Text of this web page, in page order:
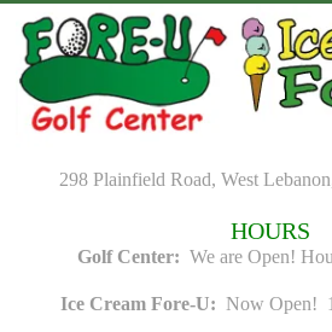
content
298 Plainfield Road, West
HOURS
Golf Center: We are Open!
Ice Cream Fore-U: Now Open!